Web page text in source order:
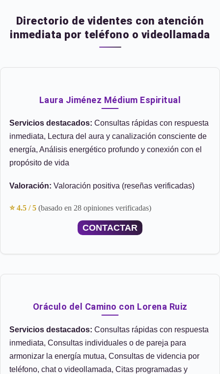
Directorio de videntes con atención
inmediata por teléfono o videollamada
Laura Jiménez Médium Espiritual
Servicios destacados: Consultas rápidas con respuesta
inmediata, Lectura del aura y canalización consciente de
energía, Análisis energético profundo y conexión con el
propósito de vida
Valoración: Valoración positiva (reseñas verificadas)
⭐ 4.5 / 5 (basado en 28 opiniones verificadas)
CONTACTAR
Oráculo del Camino con Lorena Ruiz
Servicios destacados: Consultas rápidas con respuesta
inmediata, Consultas individuales o de pareja para
armonizar la energía mutua, Consultas de videncia por
teléfono, chat o videollamada, Citas programadas y